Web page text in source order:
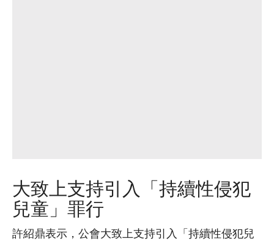
大致上支持引入「持續性侵犯
兒童」罪行
許紹鼎表示，公會大致上支持引入「持續性侵犯兒